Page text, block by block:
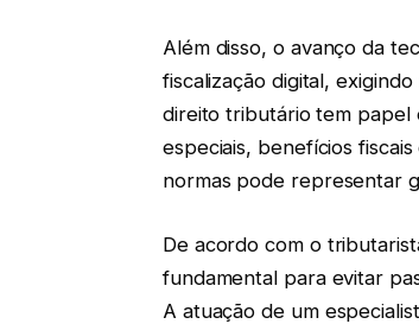
Além disso, o avanço da
fiscalização digital,
direito tributário tem papel
especiais, benefícios
normas pode representar
De acordo com o
fundamental para evitar
A atuação de um